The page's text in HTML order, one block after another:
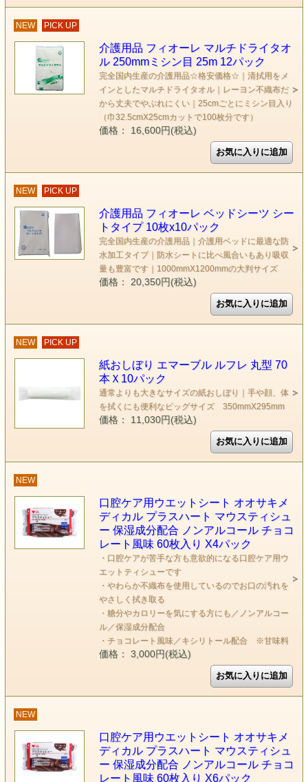
NEW PICK UP
介護用品 フィオーレ マルチドライタオ
ル 250mmミシン目 25m 12パック
完全国内生産の介護用品☆格安価格☆｜清拭用をメ
インとしたマルチドライタオル｜レーヨン不織布だ
から丈夫でやぶれにくい｜25cmごとにミシン目入り
（巾32.5cmX25cmカットで100枚分です）
価格： 16,600円(税込)
NEW PICK UP
介護用品 フィオーレ ベッドシーツ シー
トタイプ 10枚x10パック
完全国内生産の介護用品｜介護用ベッドに最適な防
水加工タイプ｜防水シートに比べ風合いもあり吸収
量も豊富です｜1000mmX1200mmの大判サイズ
価格： 20,350円(税込)
NEW PICK UP
紙おしぼり エマーブル ルフレ 丸型 70
本Ｘ10パック
通常よりも大きなサイズの紙おしぼり｜手や顔、体
を拭くにも便利なビッグサイズ 350mmX295mm
価格： 11,030円(税込)
NEW
口腔ケア用ウエットシート オオサキメ
ディカル プラスハート マウスティシュ
ー 保湿成分配合 ノンアルコール チョコ
レート風味 60枚入り X4パック
・口腔ケアが苦手な方も意欲的になる口腔ケア用ウ
エットティシューです
・やわらか不織布を使用しているのでお口の汚れを
やさしく拭き取る
・糖分やカロリーを気にする方にも／ノンアルコー
ル／保湿成分配合
・チョコレート風味／キシリトール配合 ※甘味料
価格： 3,000円(税込)
NEW
口腔ケア用ウエットシート オオサキメ
ディカル プラスハート マウスティシュ
ー 保湿成分配合 ノンアルコール チョコ
レート風味 60枚入り X6パック